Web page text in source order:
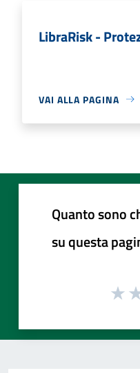
LibraRisk -
VAI ALLA PAGINA
Quanto sono
su questa